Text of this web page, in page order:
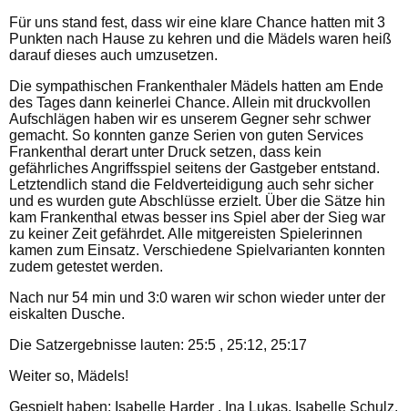
Für uns stand fest, dass wir eine klare Chance hatten mit 3
Punkten nach Hause zu kehren und die Mädels waren heiß
darauf dieses auch umzusetzen.
Die sympathischen Frankenthaler Mädels hatten am Ende
des Tages dann keinerlei Chance. Allein mit druckvollen
Aufschlägen haben wir es unserem Gegner sehr schwer
gemacht. So konnten ganze Serien von guten Services
Frankenthal derart unter Druck setzen, dass kein
gefährliches Angriffsspiel seitens der Gastgeber entstand.
Letztendlich stand die Feldverteidigung auch sehr sicher
und es wurden gute Abschlüsse erzielt. Über die Sätze hin
kam Frankenthal etwas besser ins Spiel aber der Sieg war
zu keiner Zeit gefährdet. Alle mitgereisten Spielerinnen
kamen zum Einsatz. Verschiedene Spielvarianten konnten
zudem getestet werden.
Nach nur 54 min und 3:0 waren wir schon wieder unter der
eiskalten Dusche.
Die Satzergebnisse lauten: 25:5 , 25:12, 25:17
Weiter so, Mädels!
Gespielt haben: Isabelle Harder , Ina Lukas, Isabelle Schulz,